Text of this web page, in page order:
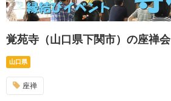
覚苑寺（山口県下関市）の座禅会
山口県
座禅